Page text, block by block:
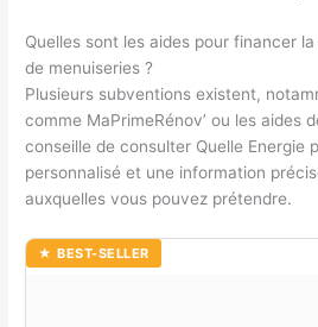
Quelles sont les aides pour financer
de menuiseries ?
Plusieurs subventions existent,
comme MaPrimeRénov’ ou les aides
conseille de consulter Quelle Energie
personnalisé et une information
auxquelles vous pouvez prétendre.
★ BEST-SELLER